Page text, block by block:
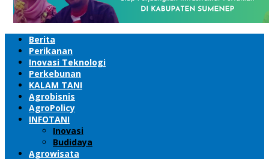
Berita
Perikanan
Inovasi Teknologi
Perkebunan
KALAM TANI
Agrobisnis
AgroPolicy
INFOTANI
Inovasi
Budidaya
Agrowisata